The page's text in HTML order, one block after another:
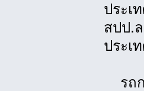
ประเ
สปป.
ประเ
รถก